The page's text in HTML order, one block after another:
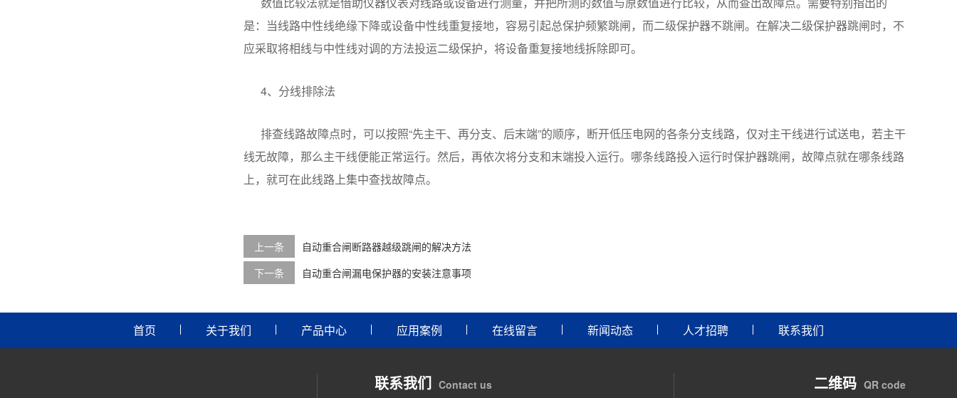
是：当线路中性线绝缘下降或设备中性线重复接地，容易引起总保护频繁跳闸，而二级保护器不跳闸。在解决二级保护器跳闸时，不
应采取将相线与中性线对调的方法投运二级保护，将设备重复接地线拆除即可。
4、 分线排除法
排查线路故障点时，可以按照“先主干、再分支、后末端”的顺序，断开低压电网的各条分支线路，仅对主干线进行试送电，若主干
线无故障，那么主干线便能正常运行。然后，再依次将分支和末端投入运行。哪条线路投入运行时保护器跳闸，故障点就在哪条线路
上，就可在此线路上集中查找故障点。
上一条
自动重合闸断路器越级跳闸的解决方法
下一条
自动重合闸漏电保护器的安装注意事项
首页 关于我们 产品中心 应用案例 在线留言 新闻动态 人才招聘 联系我们
联系我们 Contact us 二维码 QR code